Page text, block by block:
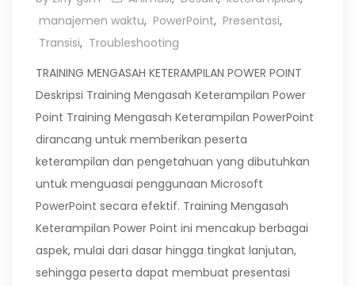
manajemen waktu, PowerPoint, Presentasi,
Transisi, Troubleshooting
TRAINING MENGASAH KETERAMPILAN POWER POINT
Deskripsi Training Mengasah Keterampilan Power
Point Training Mengasah Keterampilan PowerPoint
dirancang untuk memberikan peserta
keterampilan dan pengetahuan yang dibutuhkan
untuk menguasai penggunaan Microsoft
PowerPoint secara efektif. Training Mengasah
Keterampilan Power Point ini mencakup berbagai
aspek, mulai dari dasar hingga tingkat lanjutan,
sehingga peserta dapat membuat presentasi